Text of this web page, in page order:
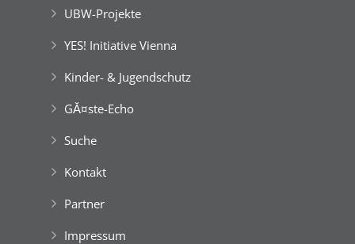
UBW-Projekte
YES! Initiative Vienna
Kinder- & Jugendschutz
GĂ¤ste-Echo
Suche
Kontakt
Partner
Impressum